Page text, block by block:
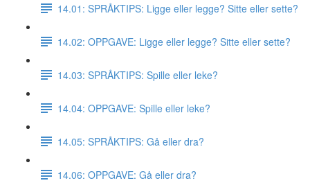
14.01: SPRÅKTIPS: Ligge eller legge? Sitte eller sette?
14.02: OPPGAVE: Ligge eller legge? Sitte eller sette?
14.03: SPRÅKTIPS: Spille eller leke?
14.04: OPPGAVE: Spille eller leke?
14.05: SPRÅKTIPS: Gå eller dra?
14.06: OPPGAVE: Gå eller dra?